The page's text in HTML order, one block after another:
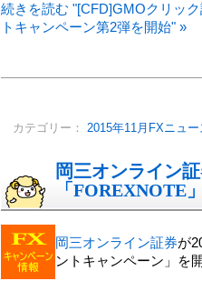
続きを読む "[CFD]GMOクリッ
トキャンペーン第2弾を開始" »
カテゴリー： 2015年11月FXニュー
岡三オンライン
「FOREXNOTE
岡三オンライン証券が
ントキャンペーン」を